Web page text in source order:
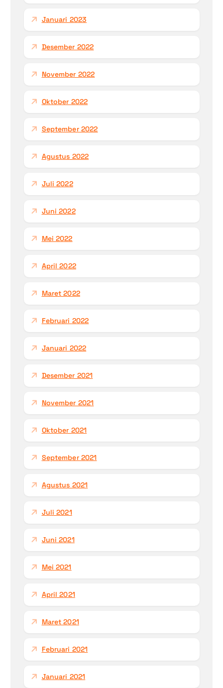
Januari 2023
Desember 2022
November 2022
Oktober 2022
September 2022
Agustus 2022
Juli 2022
Juni 2022
Mei 2022
April 2022
Maret 2022
Februari 2022
Januari 2022
Desember 2021
November 2021
Oktober 2021
September 2021
Agustus 2021
Juli 2021
Juni 2021
Mei 2021
April 2021
Maret 2021
Februari 2021
Januari 2021